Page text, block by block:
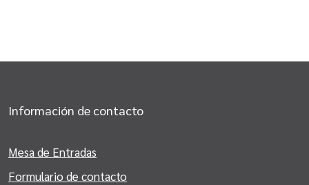
Información de contacto
Mesa de Entradas
Formulario de contacto